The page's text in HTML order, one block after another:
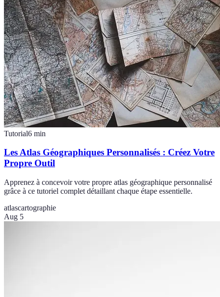
Tutorial6 min
Les Atlas Géographiques Personnalisés : Créez Votre
Propre Outil
Apprenez à concevoir votre propre atlas géographique personnalisé
grâce à ce tutoriel complet détaillant chaque étape essentielle.
atlascartographie
Aug 5